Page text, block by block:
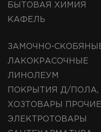
БЫТОВАЯ ХИМИЯ
КАФЕЛЬ
ЗАМОЧНО-
ЛАКОКРАСОЧНЫЕ
ЛИНОЛЕУМ
ПОКРЫТИЯ Д/ПОЛА,
ХОЗТОВАРЫ ПРОЧИЕ
ЭЛЕКТРОТОВАРЫ